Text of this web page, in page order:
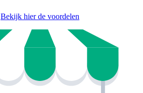
Bekijk hier de voordelen